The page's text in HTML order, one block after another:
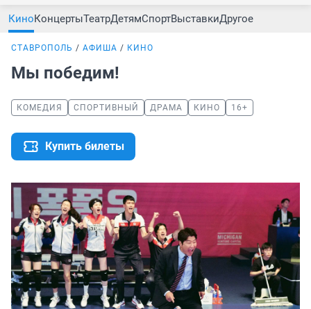
КиноКонцертыТеатрДетямСпортВыставкиДругое
СТАВРОПОЛЬ АФИША КИНО
Мы победим!
КОМЕДИЯ СПОРТИВНЫЙ ДРАМА КИНО 16+
Купить билеты